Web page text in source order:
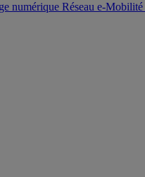
numérique Réseau e-Mobilité